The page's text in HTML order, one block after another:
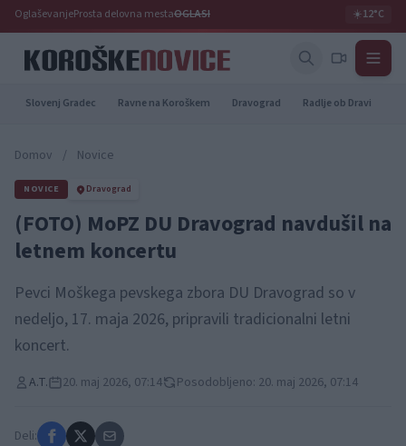
OglaševanjeProsta delovna mestaOGLASI ☀️12°C
Slovenj Gradec Ravne na Koroškem Dravograd Radlje ob Dravi
Domov / Novice
NOVICE Dravograd
(FOTO) MoPZ DU Dravograd navdušil na
letnem koncertu
Pevci Moškega pevskega zbora DU Dravograd so v
nedeljo, 17. maja 2026, pripravili tradicionalni letni
koncert.
A.T. 20. maj 2026, 07:14 Posodobljeno: 20. maj 2026, 07:14
Deli: